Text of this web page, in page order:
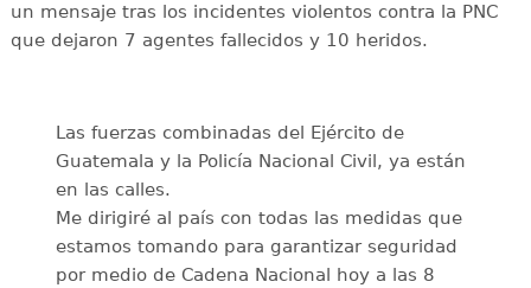
un mensaje tras los incidentes violentos contra la PNC
que dejaron 7 agentes fallecidos y 10 heridos.
Las fuerzas combinadas del Ejército de
Guatemala y la Policía Nacional Civil, ya están
en las calles.
Me dirigiré al país con todas las medidas que
estamos tomando para garantizar seguridad
por medio de Cadena Nacional hoy a las 8